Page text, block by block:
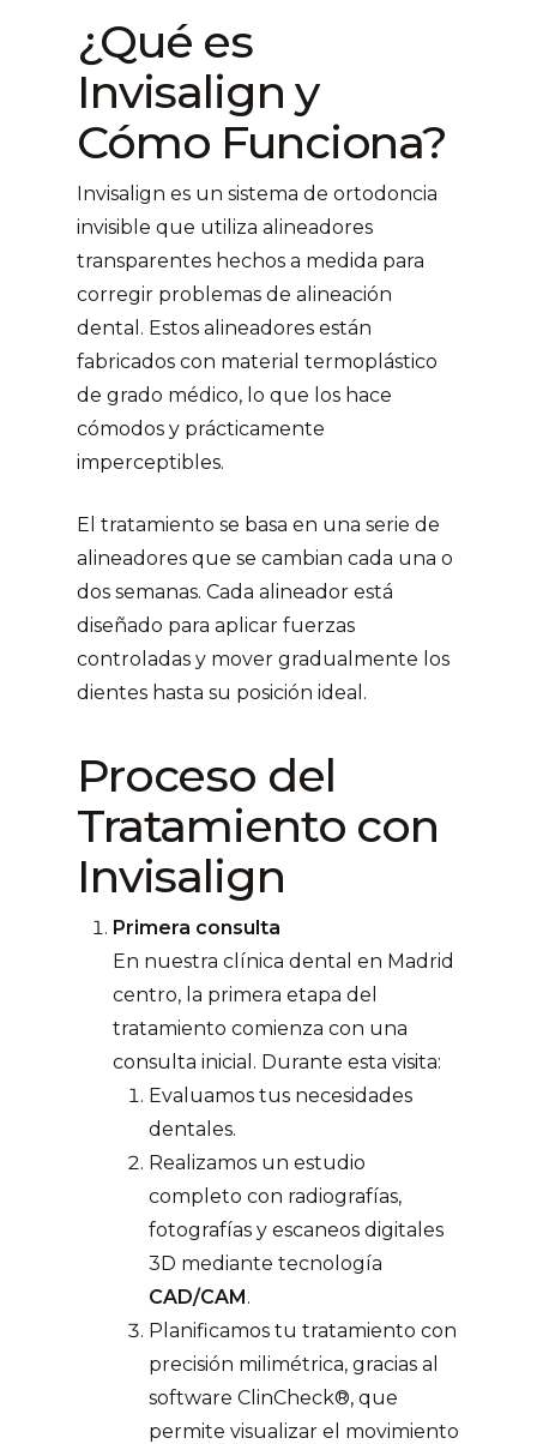
¿Qué es
Invisalign y
Cómo Funciona?
Invisalign es un sistema de ortodoncia
invisible que utiliza alineadores
transparentes hechos a medida para
corregir problemas de alineación
dental. Estos alineadores están
fabricados con material termoplástico
de grado médico, lo que los hace
cómodos y prácticamente
imperceptibles.
El tratamiento se basa en una serie de
alineadores que se cambian cada una o
dos semanas. Cada alineador está
diseñado para aplicar fuerzas
controladas y mover gradualmente los
dientes hasta su posición ideal.
Proceso del
Tratamiento con
Invisalign
Primera consulta
En nuestra clínica dental en Madrid
centro, la primera etapa del
tratamiento comienza con una
consulta inicial. Durante esta visita:
Evaluamos tus necesidades
dentales.
Realizamos un estudio
completo con radiografías,
fotografías y escaneos digitales
3D mediante tecnología
CAD/CAM.
Planificamos tu tratamiento con
precisión milimétrica, gracias al
software ClinCheck®, que
permite visualizar el movimiento